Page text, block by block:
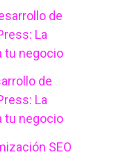
de
La
tu negocio
de
La
tu negocio
SEO